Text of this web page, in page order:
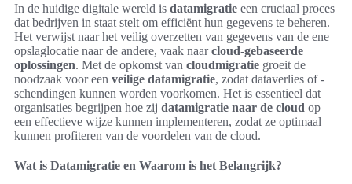
In de huidige digitale wereld is datamigratie een cruciaal proces
dat bedrijven in staat stelt om efficiënt hun gegevens te beheren.
Het verwijst naar het veilig overzetten van gegevens van de ene
opslaglocatie naar de andere, vaak naarcloud-gebaseerde
oplossingen. Met de opkomst van cloudmigratie groeit de
noodzaak voor een veilige datamigratie, zodat dataverlies of -
schendingen kunnen worden voorkomen. Het is essentieel dat
organisaties begrijpen hoe zij datamigratie naar de cloud op
een effectieve wijze kunnen implementeren, zodat ze optimaal
kunnen profiteren van de voordelen van de cloud.
Wat is Datamigratie en Waarom is het Belangrijk?